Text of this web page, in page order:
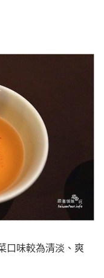
口味較為清淡、爽